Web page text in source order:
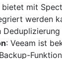
bietet mit
werden
: Veeam ist